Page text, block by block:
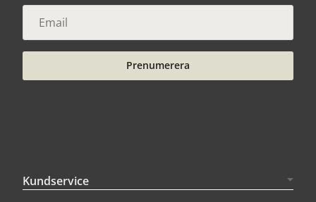
Prenumerera
Kundservice